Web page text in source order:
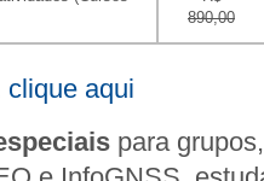
890,00
clique aqui
para